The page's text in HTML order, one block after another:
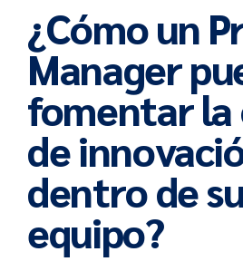
¿Cómo un
Manager
fomentar
de
dentro de
equipo?